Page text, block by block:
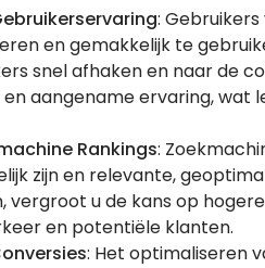
:
en gemakkelijk te
snel afhaken en naar de
en aangename ervaring,
Rankings:
zijn en relevante,
vergroot u de kans op
en potentiële klanten.
: Het optimaliseren